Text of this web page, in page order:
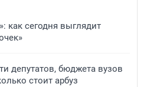
как сегодня выглядит
депутатов, бюджета вузов
стоит арбуз